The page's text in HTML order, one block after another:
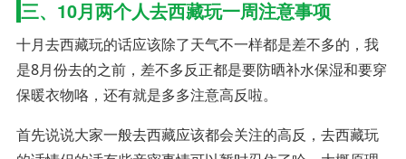
三、10月两个人去西藏玩一周注意事项
十月去西藏玩的话应该除了天气不一样都是差不多的，我
是8月份去的之前，差不多反正都是要防晒补水保湿和要穿
保暖衣物咯，还有就是多多注意高反啦。
首先说说大家一般去西藏应该都会关注的高反，去西藏玩